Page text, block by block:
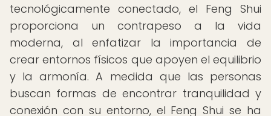
tecnológicamente conectado, el Feng Shui
proporciona un contrapeso a la vida
moderna, al enfatizar la importancia de
crear entornos físicos que apoyen el equilibrio
y la armonía. A medida que las personas
buscan formas de encontrar tranquilidad y
conexión con su entorno, el Feng Shui se ha